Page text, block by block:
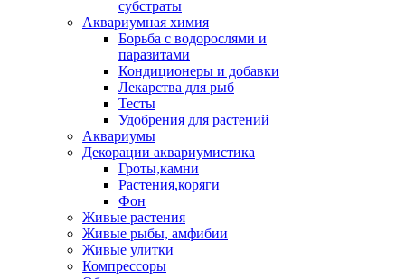
субстраты
Аквариумная химия
Борьба с водорослями и
паразитами
Кондиционеры и добавки
Лекарства для рыб
Тесты
Удобрения для растений
Аквариумы
Декорации аквариумистика
Гроты,камни
Растения,коряги
Фон
Живые растения
Живые рыбы, амфибии
Живые улитки
Компрессоры